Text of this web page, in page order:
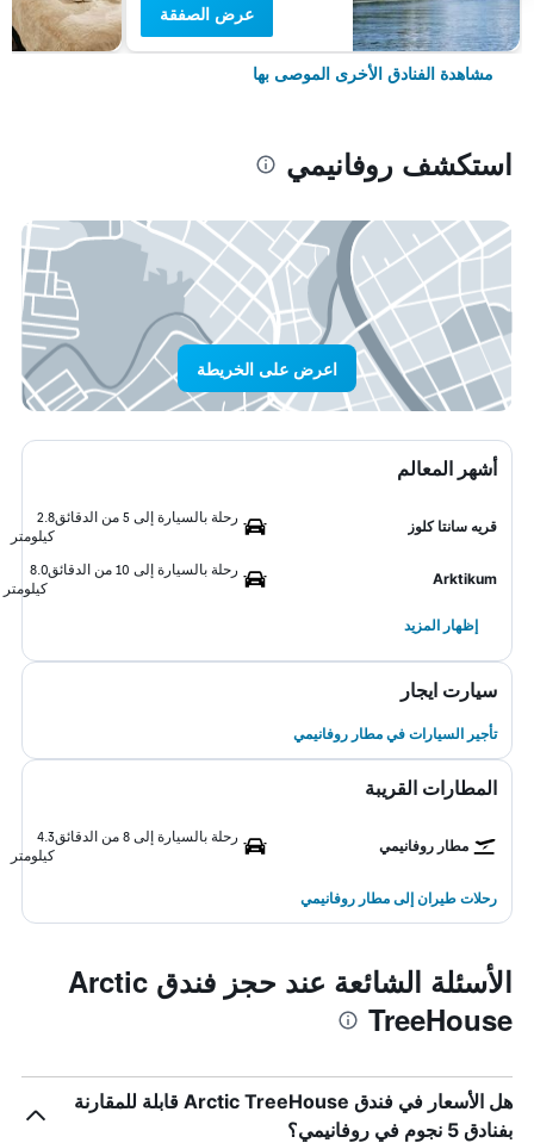
عرض الصفقة
مشاهدة الفنادق الأخرى الموصى بها
استكشف روفانيمي
اعرض على الخريطة
أشهر المعالم
قريه سانتا كلوز
رحلة بالسيارة إلى 5 من الدقائق
2.8
كيلومتر
Arktikum
رحلة بالسيارة إلى 10 من الدقائق
8.0
كيلومتر
إظهار المزيد
سيارت ايجار
تأجير السيارات في مطار روفانيمي
المطارات القريبة
مطار روفانيمي
رحلة بالسيارة إلى 8 من الدقائق
4.3
كيلومتر
رحلات طيران إلى مطار روفانيمي
الأسئلة الشائعة عند حجز فندق Arctic
TreeHouse
هل الأسعار في فندق Arctic TreeHouse قابلة للمقارنة
بفنادق 5 نجوم في روفانيمي؟